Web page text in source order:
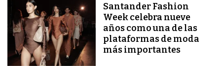
Santander Fashion
Week celebra nueve
años como una de las
plataformas de moda
más importantes